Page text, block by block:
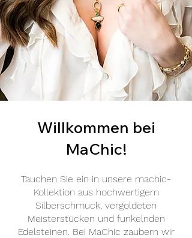
Willkommen bei
MaChic!
Tauchen Sie ein in unsere machic-
Kollektion aus hochwertigem
Silberschmuck, vergoldeten
Meisterstücken und funkelnden
Edelsteinen. Bei MaChic zaubern wir